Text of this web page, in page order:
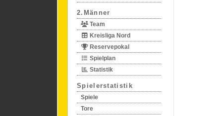
2.Männer
Team
Kreisliga Nord
Reservepokal
Spielplan
Statistik
Spielerstatistik
Spiele
Tore